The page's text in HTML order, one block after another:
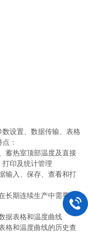
设置、数据传输、表格
：
蓄热室顶部温度及直接
印及统计管理
输入、保存、查看和打
长期连续生产中需要的
据表格和温度曲线
格和温度曲线的历史查